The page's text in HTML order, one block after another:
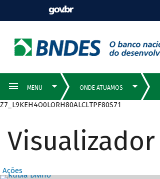
Z7_L9KEH4O0LORH80ALCLTPF80S71
Ações